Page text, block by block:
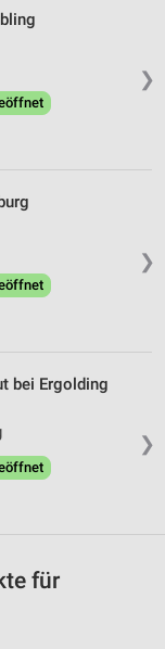
❯
❯
❯
bei Ergolding
für
oder
von